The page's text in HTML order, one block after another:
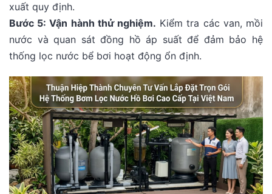
xuất quy định.
Bước 5: Vận hành thử nghiệm. Kiểm tra các van, mồi
nước và quan sát đồng hồ áp suất để đảm bảo hệ
thống lọc nước bể bơi hoạt động ổn định.